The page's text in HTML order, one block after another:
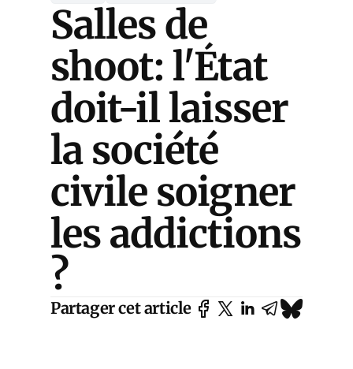
Salles de
shoot: l'État
doit-il laisser
la société
civile soigner
les addictions
?
Partager cet article